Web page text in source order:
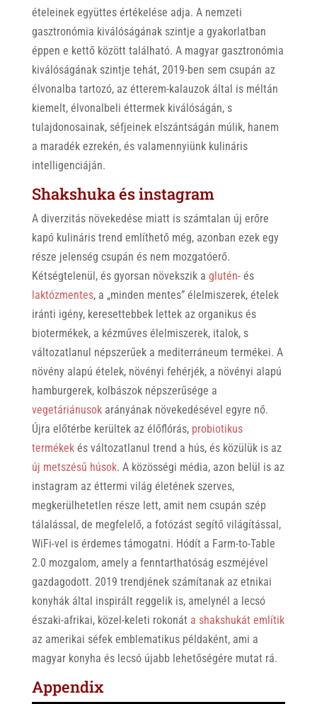
ételeinek együttes értékelése adja. A nemzeti
gasztronómia kiválóságának szintje a gyakorlatban
éppen e kettő között található. A magyar gasztronómia
kiválóságának szintje tehát, 2019-ben sem csupán az
élvonalba tartozó, az étterem-kalauzok által is méltán
kiemelt, élvonalbeli éttermek kiválóságán, s
tulajdonosainak, séfjeinek elszántságán múlik, hanem
a maradék ezrekén, és valamennyiünk kulináris
intelligenciáján.
Shakshuka és instagram
A diverzitás növekedése miatt is számtalan új erőre
kapó kulináris trend említhető még, azonban ezek egy
része jelenség csupán és nem mozgatóerő.
Kétségtelenül, és gyorsan növekszik a glutén-és
laktózmentes, a „minden mentes” élelmiszerek, ételek
iránti igény, keresettebbek lettek az organikus és
biotermékek, a kézműves élelmiszerek, italok, s
változatlanul népszerűek a mediterráneum termékei. A
növény alapú ételek, növényi fehérjék, a növényi alapú
hamburgerek, kolbászok népszerűsége a
vegetáriánusokarányának növekedésével egyre nő.
Újra előtérbe kerültek az élőflórás, probiotikus
termékekés változatlanul trend a hús, és közülük is az
új metszésű húsok. A közösségi média, azon belül is az
instagram az éttermi világ életének szerves,
megkerülhetetlen része lett, amit nem csupán szép
tálalással, de megfelelő, a fotózást segítő világítással,
WiFi-vel is érdemes támogatni. Hódít a Farm-to-Table
2.0 mozgalom, amely a fenntarthatóság eszméjével
gazdagodott. 2019 trendjének számítanak az etnikai
konyhák által inspirált reggelik is, amelynél a lecsó
északi-afrikai, közel-keleti rokonát a shakshukát említik
az amerikai séfek emblematikus példaként, ami a
magyar konyha és lecsó újabb lehetőségére mutat rá.
Appendix